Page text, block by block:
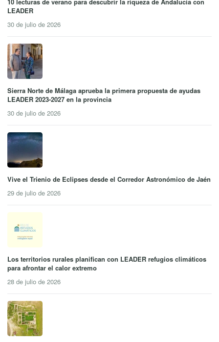
LEADER
30 de julio de 2026
Sierra Norte de Málaga aprueba la primera propuesta de ayudas
LEADER 2023-2027 en la provincia
30 de julio de 2026
Vive el Trienio de Eclipses desde el Corredor Astronómico de Jaén
29 de julio de 2026
Los territorios rurales planifican con LEADER refugios climáticos
para afrontar el calor extremo
28 de julio de 2026